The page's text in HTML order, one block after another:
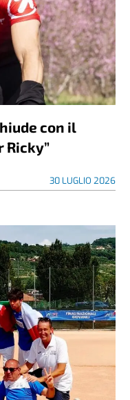
con il
Ricky”
30 LUGLIO 2026